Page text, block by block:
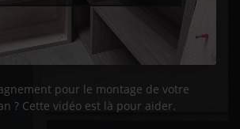
pour le montage de votre
? Cette vidéo est là pour aider.